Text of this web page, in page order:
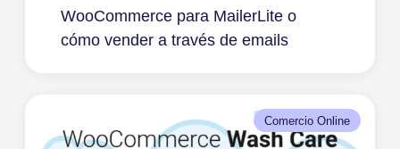
WooCommerce para MailerLite o
cómo vender a través de emails
Comercio Online